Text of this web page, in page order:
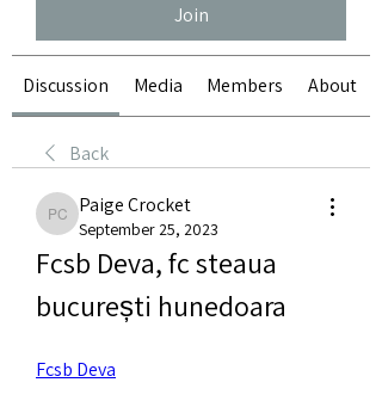
Join
Discussion Media Members About
Back
Paige Crocket
Paige Crocket
September 25, 2023
Fcsb Deva, fc steaua
bucurești hunedoara
Fcsb Deva